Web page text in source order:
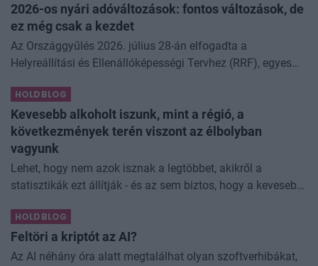
2026-os nyári adóváltozások: fontos változások, de
ez még csak a kezdet
Az Országgyűlés 2026. július 28-án elfogadta a
Helyreállítási és Ellenállóképességi Tervhez (RRF), egyes
kapcsolódó adóintézkedésekről, v
HOLDBLOG
Kevesebb alkoholt iszunk, mint a régió, a
következmények terén viszont az élbolyban
vagyunk
Lehet, hogy nem azok isznak a legtöbbet, akikről a
statisztikák ezt állítják - és az sem biztos, hogy a kevesebb
Kevesebb alkoholt iszunk
HOLDBLOG
Feltöri a kriptót az AI?
Az AI néhány óra alatt megtalálhat olyan szoftverhibákat,